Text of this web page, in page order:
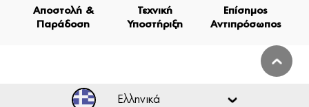
Αποστολή &
Παράδοση
Τεχνική
Υποστήριξη
Επίσημος
Αντιπρόσωπος
Ελληνικά